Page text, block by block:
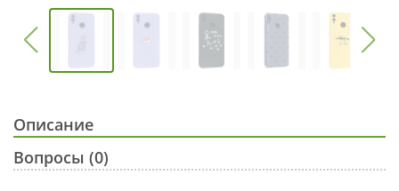
Описание
Вопросы (0)